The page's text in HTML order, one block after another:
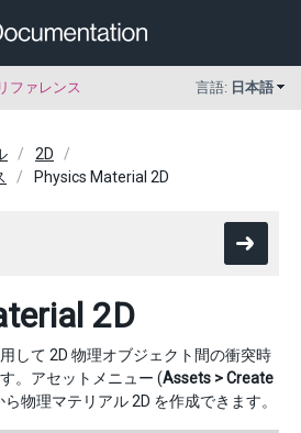
ファレンス 言語: 日本語
2D
Physics Material 2D
2D
して 2D 物理オブジェクト間の衝突時
。アセットメニュー (Assets > Create
ら物理マテリアル 2D を作成できます。